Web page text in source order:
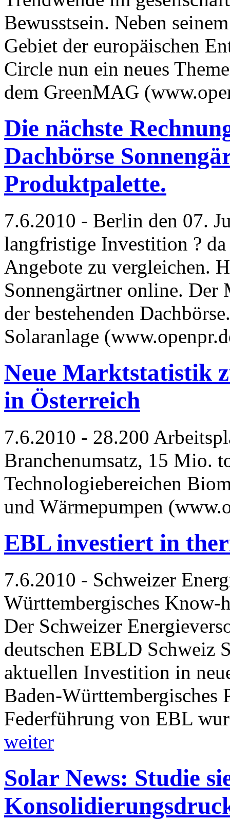
Bewusstsein. Neben
Gebiet der europäischen
Circle nun ein neues
dem GreenMAG
Die nächste
Dachbörse
Produktpalette.
7.6.2010 - Berlin den 07.
langfristige Investition ?
Angebote zu vergleichen.
Sonnengärtner online.
der bestehenden
Solaranlage
Neue Marktstatistik
in Österreich
7.6.2010 - 28.200
Branchenumsatz, 15 Mio.
Technologiebereichen
und Wärmepumpen
EBL investiert in
7.6.2010 - Schweizer
Württembergisches
Der Schweizer
deutschen EBLD Schweiz
aktuellen Investition in
Baden-
Federführung von EBL
weiter
Solar News: Studie